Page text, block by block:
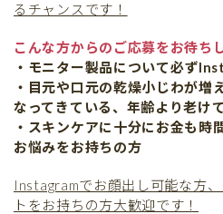
るチャンスです！
こんな方からのご応募をお待ち
・モニター製品について必ず
・目元や口元の乾燥小じわが増
なってきている、年齢より老け
・スキンケアに十分にお金も時
お悩みをお持ちの方
Instagramでお顔出し可能な方
トをお持ちの方大歓迎です！